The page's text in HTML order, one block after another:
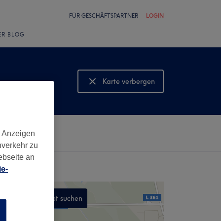
FÜR GESCHÄFTSPARTNER LOGIN
BLOG
Karte verbergen
Karte anzeigen
In diesem Gebiet suchen
zu
an